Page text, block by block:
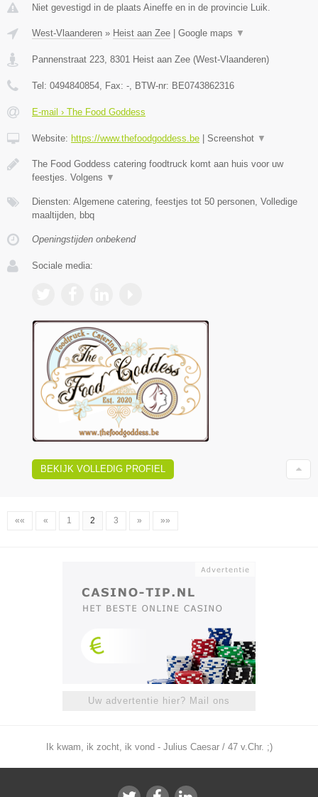
Niet gevestigd in de plaats Aineffe en in de provincie Luik.
West-Vlaanderen » Heist aan Zee Google maps ▼
Pannenstraat 223, 8301 Heist aan Zee (West-Vlaanderen)
Tel: 0494840854, Fax: -, BTW-nr: BE0743862316
E-mail › The Food Goddess
Website: https://www.thefoodgoddess.be Screenshot ▼
The Food Goddess catering foodtruck komt aan huis voor uw
feestjes. Volgens ▼
Diensten: Algemene catering, feestjes tot 50 personen, Volledige
maaltijden, bbq
Openingstijden onbekend
Sociale media:
BEKIJK VOLLEDIG PROFIEL
«« « 1 2 3 » »»
Uw advertentie hier? Mail ons
Ik kwam, ik zocht, ik vond - Julius Caesar / 47 v.Chr. ;)